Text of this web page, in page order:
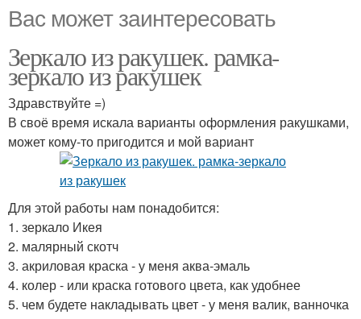
Вас может заинтересовать
Зеркало из ракушек. рамка-
зеркало из ракушек
Здравствуйте =)
В своё время искала варианты оформления ракушками,
может кому-то пригодится и мой вариант
Для этой работы нам понадобится:
1. зеркало Икея
2. малярный скотч
3. акриловая краска - у меня аква-эмаль
4. колер - или краска готового цвета, как удобнее
5. чем будете накладывать цвет - у меня валик, ванночка